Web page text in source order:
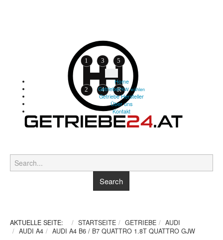
Home
GetriebePKW wählen
Getriebe Hersteller
Über uns
Kontakt
AKTUELLE SEITE: STARTSEITE GETRIEBE
AUDI
AUDI A4
AUDI A4 B6 / B7 QUATTRO 1.8T QUATTRO GJW